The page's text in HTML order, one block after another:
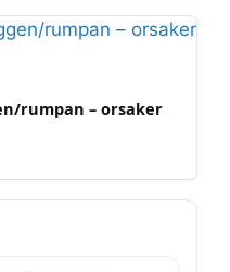
rumpan – orsaker